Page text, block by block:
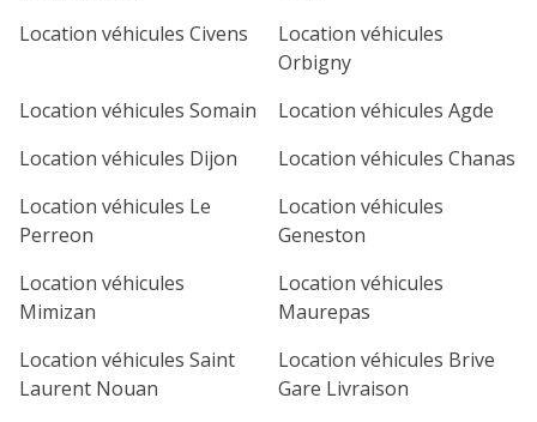
Location véhicules Civens
Location véhicules
Orbigny
Location véhicules Somain
Location véhicules Agde
Location véhicules Dijon
Location véhicules Chanas
Location véhicules Le
Perreon
Location véhicules
Geneston
Location véhicules
Mimizan
Location véhicules
Maurepas
Location véhicules Saint
Laurent Nouan
Location véhicules Brive
Gare Livraison